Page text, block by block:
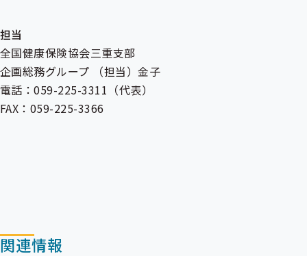
担当
全国健康保険協会三重支部
企画総務グループ （担当）金子
電話：059-225-3311（代表）
FAX：059-225-3366
関連情報